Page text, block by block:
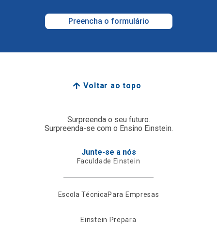
Preencha o formulário
Voltar ao topo
Surpreenda o seu futuro.
Surpreenda-se com o Ensino Einstein.
Junte-se a nós
Faculdade Einstein
Escola TécnicaPara Empresas
Einstein Prepara